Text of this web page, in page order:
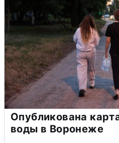
Опубликована
воды в Воронеже